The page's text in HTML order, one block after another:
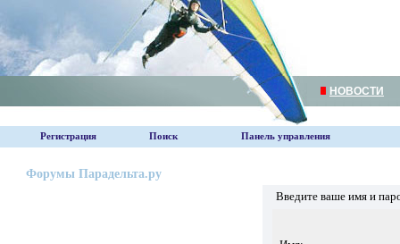
НОВОСТИ
Регистрация Поиск Панель управления
Форумы Парадельта.ру
Введите ваше имя и